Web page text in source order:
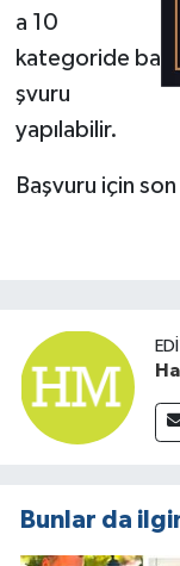
a 10
kategoride ba
şvuru
yapılabilir.
Başvuru için
Bunlar da